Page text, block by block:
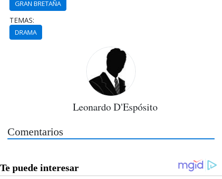
GRAN BRETAÑA
TEMAS:
DRAMA
Leonardo D'Espósito
Comentarios